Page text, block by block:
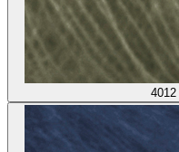
4012